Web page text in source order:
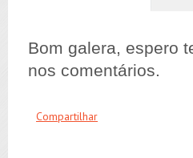
Bom galera, espero
nos comentários.
Compartilhar